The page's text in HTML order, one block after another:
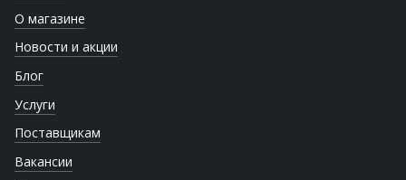
О магазине
Новости и акции
Блог
Услуги
Поставщикам
Вакансии